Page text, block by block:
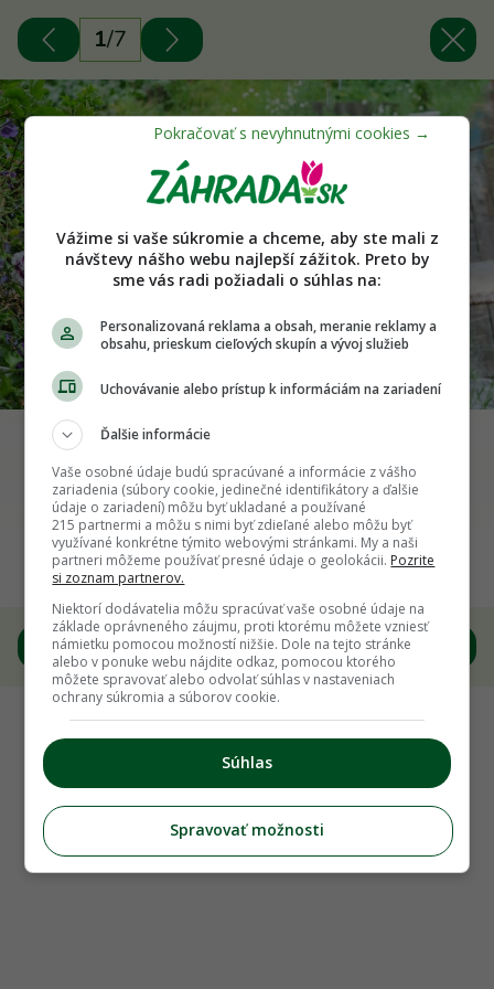
1/7
Foto: iStock
Späť na článok
Každá kvapka sa počíta! 8 princípov, ako v
záhrade minúť menej vody a ušetriť
1/7
Vážime si vaše súkromie a chceme, aby ste mali z
návštevy nášho webu najlepší zážitok. Preto by
sme vás radi požiadali o súhlas na:
Personalizovaná reklama a obsah, meranie reklamy a
obsahu, prieskum cieľových skupín a vývoj služieb
Uchovávanie alebo prístup k informáciám na zariadení
Ďalšie informácie
Vaše osobné údaje budú spracúvané a informácie z vášho
zariadenia (súbory cookie, jedinečné identifikátory a ďalšie
údaje o zariadení) môžu byť ukladané a používané
215 partnermi a môžu s nimi byť zdieľané alebo môžu byť
využívané konkrétne týmito webovými stránkami. My a naši
partneri môžeme používať presné údaje o geolokácii. Pozrite
si zoznam partnerov.
Niektorí dodávatelia môžu spracúvať vaše osobné údaje na
základe oprávneného záujmu, proti ktorému môžete vzniesť
námietku pomocou možností nižšie. Dole na tejto stránke
alebo v ponuke webu nájdite odkaz, pomocou ktorého
môžete spravovať alebo odvolať súhlas v nastaveniach
ochrany súkromia a súborov cookie.
Súhlas
Spravovať možnosti